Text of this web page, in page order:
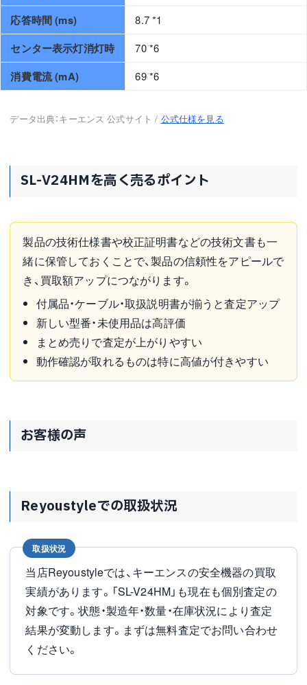
応答時間 (ms) 8.7 *1
センター表示灯消灯時 70 *6
消費電流 (mA) 69 *6
データ出典：キーエンス 公式サイト / 公式仕様を見る
SL-V24HMを高く売るポイント
製品の技術仕様書や校正証明書などの技術文書も一
緒に保管しておくことで、製品の信頼性をアピールで
き、買取額アップにつながります。
付属品・ケーブル・取扱説明書が揃うと査定アップ
新しい型番・未使用品は高評価
まとめ売りで査定が上がりやすい
動作確認が取れるものは特に高値が付きやすい
お客様の声
Reyoustyleでの取扱状況
取扱状況
当店Reyoustyleでは、キーエンスの安全機器の買取
実績があります。「SL-V24HM」も現在も個別査定の
対象です。状態・製造年・数量・在庫状況により査定
結果が変動します。まずは無料査定でお問い合わせ
ください。